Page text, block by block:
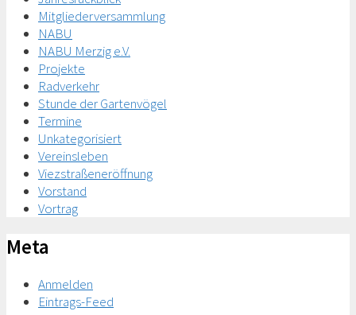
Mitgliederversammlung
NABU
NABU Merzig e.V.
Projekte
Radverkehr
Stunde der Gartenvögel
Termine
Unkategorisiert
Vereinsleben
Viezstraßeneröffnung
Vorstand
Vortrag
Meta
Anmelden
Eintrags-Feed